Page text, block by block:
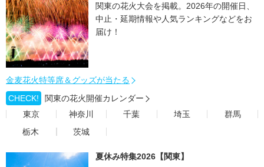
関東の花火大会を掲載。2026年の開催日、
中止・延期情報や人気ランキングなどをお
届け！
金麦花火特等席＆グッズが当たる
CHECK!
関東の花火開催カレンダー
東京
神奈川 千葉 埼玉
群馬
栃木
茨城
夏休み特集2026【関東】